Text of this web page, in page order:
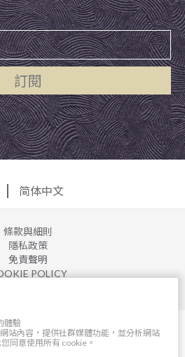
體驗
站內容，提供社群媒體功能，並分析網站
同意使用所有 cookie。
訂閱
简体中文
條款與細則
隱私政策
免責聲明
POLICY
理有限公司。 版權所有。
By Bigazines